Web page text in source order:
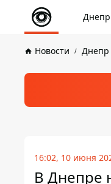
Днепр
Новости Днепр
16:02, 10 июня
В Днепре